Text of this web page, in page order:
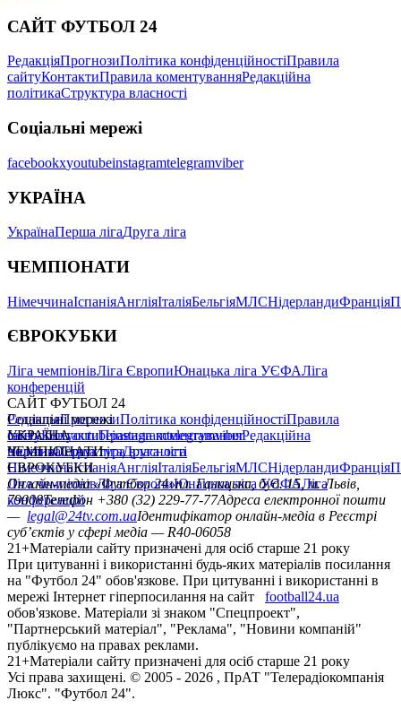
САЙТ ФУТБОЛ 24
РедакціяПрогнозиПолітика конфіденційностіПравила
сайтуКонтактиПравила коментуванняРедакційна
політикаСтруктура власності
Соціальні мережі
facebookxyoutubeinstagramtelegramviber
УКРАЇНА
УкраїнаПерша лігаДруга ліга
ЧЕМПІОНАТИ
НімеччинаІспаніяАнгліяІталіяБельгіяМЛСНідерландиФранція
ЄВРОКУБКИ
Ліга чемпіонівЛіга ЄвропиЮнацька ліга УЄФАЛіга
конференцій
САЙТ ФУТБОЛ 24
РедакціяПрогнозиПолітика конфіденційностіПравила
сайтуКонтактиПравила коментуванняРедакційна
політикаСтруктура власності
Соціальні мережі
facebookxyoutubeinstagramtelegramviber
УКРАЇНА
УкраїнаПерша лігаДруга ліга
ЧЕМПІОНАТИ
НімеччинаІспаніяАнгліяІталіяБельгіяМЛСНідерландиФранція
ЄВРОКУБКИ
Ліга чемпіонівЛіга ЄвропиЮнацька ліга УЄФАЛіга
конференцій
Онлайн-медіа «Футбол 24»пл. Галицька, буд. 15, м. Львів,
79008Телефон +380 (32) 229-77-77Адреса електронної пошти
— legal@24tv.com.uaІдентифікатор онлайн-медіа в Реєстрі
суб’єктів у сфері медіа — R40-06058
21+Матеріали сайту призначені для осіб старше 21 року
При цитуванні і використанні будь-яких матеріалів посилання
на "Футбол 24" обов'язкове. При цитуванні і використанні в
мережі Інтернет гіперпосилання на сайт
football24.ua
обов'язкове. Матеріали зі знаком "Спецпроект",
"Партнерський матеріал", "Реклама", "Новини компаній"
публікуємо на правах реклами.
21+Матеріали сайту призначені для осіб старше 21 року
Усi права захищенi. © 2005 - 2026 , ПрАТ "Телерадіокомпанія
Люкс". "Футбол 24".